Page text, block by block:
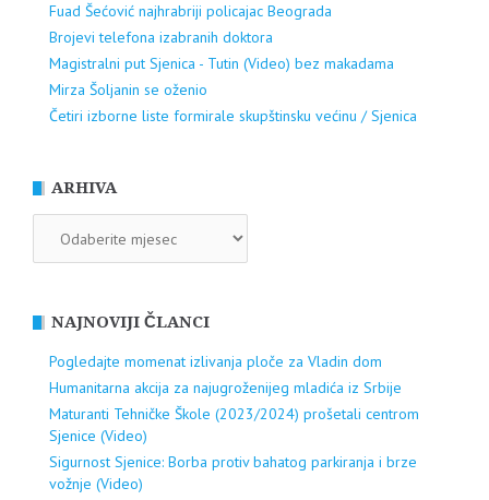
Fuad Šećović najhrabriji policajac Beograda
Brojevi telefona izabranih doktora
Magistralni put Sjenica - Tutin (Video) bez makadama
Mirza Šoljanin se oženio
Četiri izborne liste formirale skupštinsku većinu / Sjenica
ARHIVA
NAJNOVIJI ČLANCI
Pogledajte momenat izlivanja ploče za Vladin dom
Humanitarna akcija za najugroženijeg mladića iz Srbije
Maturanti Tehničke Škole (2023/2024) prošetali centrom
Sjenice (Video)
Sigurnost Sjenice: Borba protiv bahatog parkiranja i brze
vožnje (Video)